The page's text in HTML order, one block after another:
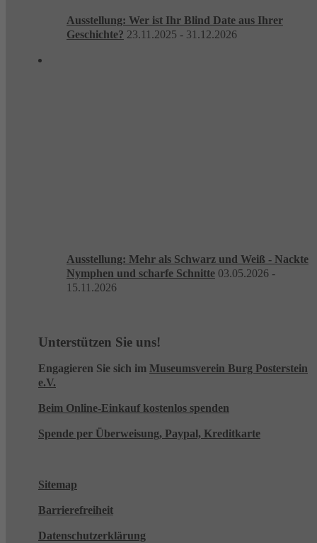
Ausstellung: Wer ist Ihr Blind Date aus Ihrer
Geschichte? 23.11.2025 - 31.12.2026
Ausstellung: Mehr als Schwarz und Weiß - Nackte
Nymphen und scharfe Schnitte 03.05.2026 -
15.11.2026
Unterstützen Sie uns!
Engagieren Sie sich im Museumsverein Burg Posterstein
e.V.
Beim Online-Einkauf kostenlos spenden
Spende per Überweisung, Paypal, Kreditkarte
Sitemap
Barrierefreiheit
Datenschutzerklärung